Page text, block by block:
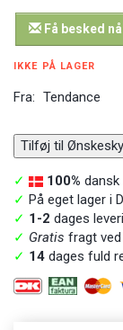
Få besked
IKKE PÅ LAGER
Fra: Tendance
Tilføj til
✓ 100% dansk
✓ På eget lager i
✓ 1-2 dages
✓ Gratis fragt ved
✓ 14 dages fuld